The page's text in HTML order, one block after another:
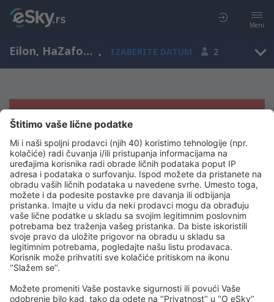
Meni
Eilon, HaZafon, Izrael , IZABERITE DATUM 2
Žao nam je, ne možemo da prikažemo
rezultate
Pokušajte još jednom kad izaberete druge kriterijume
Copyright © eSky.rs. Sva prava zadržana.